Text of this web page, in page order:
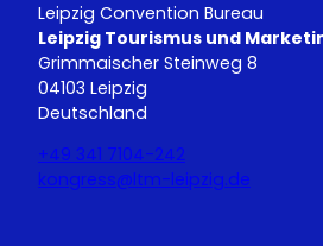
Leipzig Convention Bureau
Leipzig Tourismus und
Grimmaischer Steinweg 8
04103 Leipzig
Deutschland
+49 341 7104-242
kongress@ltm-leipzig.de